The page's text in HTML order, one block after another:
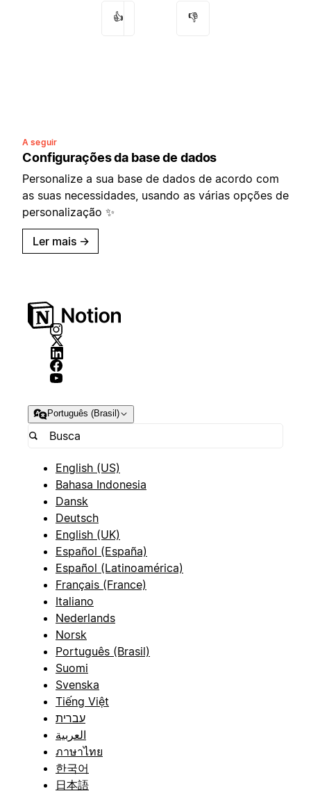
👍 👎
A seguir
Configurações da base de dados
Personalize a sua base de dados de acordo com
as suas necessidades, usando as várias opções de
personalização ✨
Ler mais →
Português (Brasil)
English (US)
Bahasa Indonesia
Dansk
Deutsch
English (UK)
Español (España)
Español (Latinoamérica)
Français (France)
Italiano
Nederlands
Norsk
Português (Brasil)
Suomi
Svenska
Tiếng Việt
עברית
العربية
ภาษาไทย
한국어
日本語